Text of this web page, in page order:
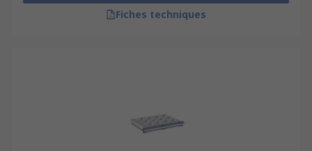
Fiches techniques